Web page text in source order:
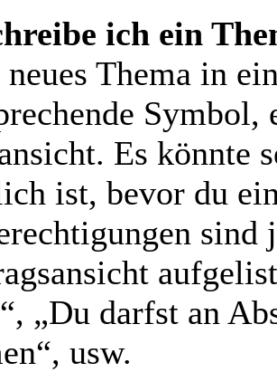
ich ein
Thema in
Es könnte
ist, bevor du
sind
„Du darfst an
usw.